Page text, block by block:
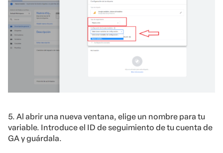
5. Al abrir una nueva ventana, elige un nombre para tu
variable. Introduce el ID de seguimiento de tu cuenta de
GA y guárdala.